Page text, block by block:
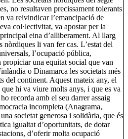
no resultaven precissament tolerants
va reivindicar l’emancipació de
col·lectivitat, va apostar per la
eina d’alliberament. Al llarg
nòrdiques li van fer cas. L’estat del
l’ocupació pública,
una equitat social que van
o Dinamarca les societats més
del continent. Aquest mateix any, el
hi va viure molts anys, i que es va
recorda amb el seu darrer assaig
incompleta (Anagrama,
societat generosa i solidària, que és
igualtat d’oportunitats, de dotar
d’oferir molta ocupació